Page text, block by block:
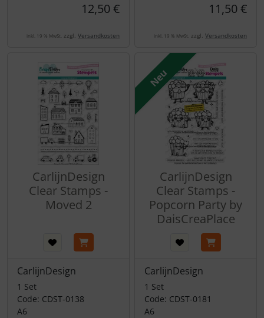
12,50 €
inkl. 19 % MwSt. zzgl. Versandkosten
11,50 €
inkl. 19 % MwSt. zzgl. Versandkosten
CarlijnDesign
Clear Stamps -
Moved 2
CarlijnDesign
1 Set
Code: CDST-0138
A6
Neu
CarlijnDesign
Clear Stamps -
Popcorn Party by
DaisCreaPlace
CarlijnDesign
1 Set
Code: CDST-0181
A6